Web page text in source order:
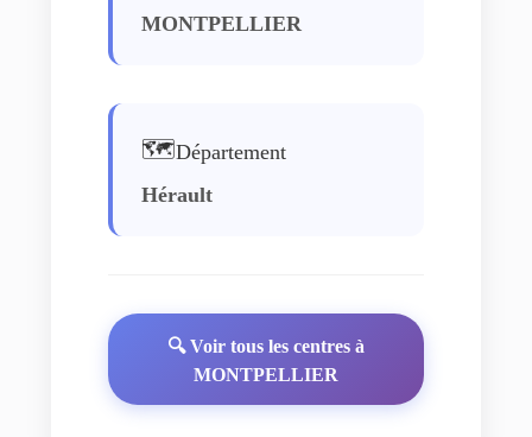
MONTPELLIER
🗺️Département
Hérault
🔍 Voir tous les centres à
MONTPELLIER